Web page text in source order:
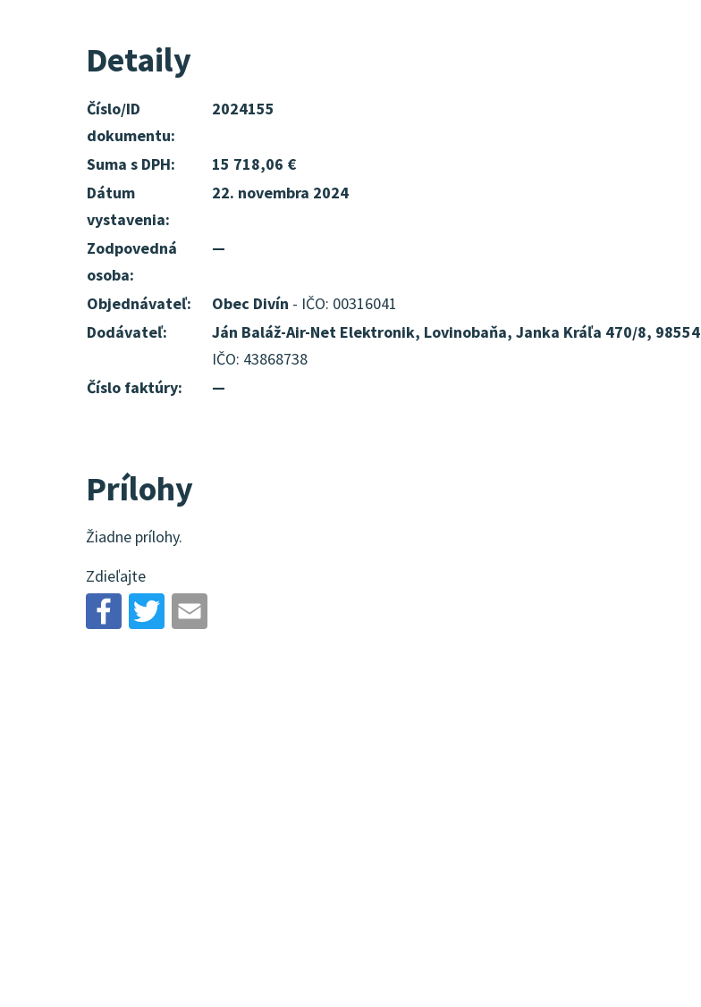
Detaily
Číslo/ID
dokumentu:
2024155
Suma s DPH:
15 718,06 €
Dátum
vystavenia:
22. novembra 2024
Zodpovedná
osoba:
—
Objednávateľ: Obec Divín - IČO: 00316041
Dodávateľ:
Ján Baláž-Air-Net Elektronik, Lovinobaňa, Janka Kráľa 470/8, 98554
IČO: 43868738
Číslo faktúry:
—
Prílohy
Žiadne prílohy.
Zdieľajte